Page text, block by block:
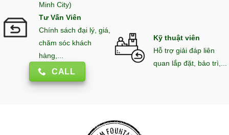
Minh City)
Tư Vấn Viên
Chính sách đại lý, giá,
chăm sóc khách
hàng,...
CALL
Kỹ thuật viên
Hỗ trợ giải đáp liên
quan lắp đặt, bảo trì,...